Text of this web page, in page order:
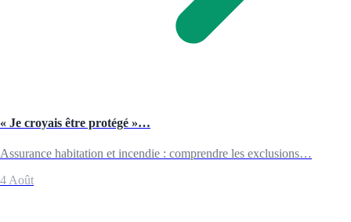
« Je croyais être protégé »…
Assurance habitation et incendie : comprendre les exclusions…
4 Août